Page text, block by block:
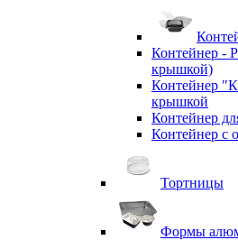
Контейнер -
крышкой)
Контейнер
крышкой
Контейнер
Контейнер с
Тортницы
Формы